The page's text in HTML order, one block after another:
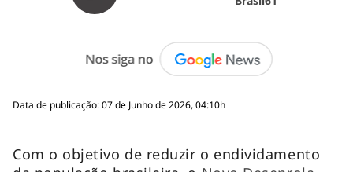
Data de publicação: 07 de Junho de 2026, 04:10h
Com o objetivo de reduzir o endividamento